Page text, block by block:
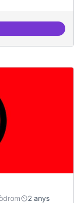
de la participació
2 anys